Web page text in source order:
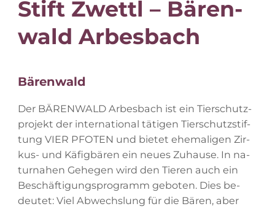
Stift Zwettl – Bä­ren­
wald Arbesbach
Bä­ren­wald
Der BÄ­REN­WALD Ar­bes­bach ist ein Tier­schutz­
pro­jekt der in­ter­na­tio­nal tä­ti­gen Tier­schutz­stif­
tung VIER PFO­TEN und bie­tet ehe­ma­li­gen Zir­
kus- und Kä­fig­bä­ren ein neu­es Zu­hau­se. In na­
tur­na­hen Ge­he­gen wird den Tie­ren auch ein
Be­schäf­ti­gungs­pro­gramm ge­bo­ten. Dies be­
deu­tet: Viel Ab­wechs­lung für die Bä­ren, aber